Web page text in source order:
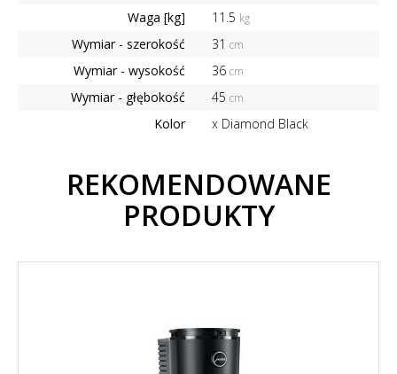
Waga [kg] 11.5 kg
Wymiar - szerokość 31 cm
Wymiar - wysokość 36 cm
Wymiar - głębokość 45 cm
Kolor x Diamond Black
REKOMENDOWANE
PRODUKTY